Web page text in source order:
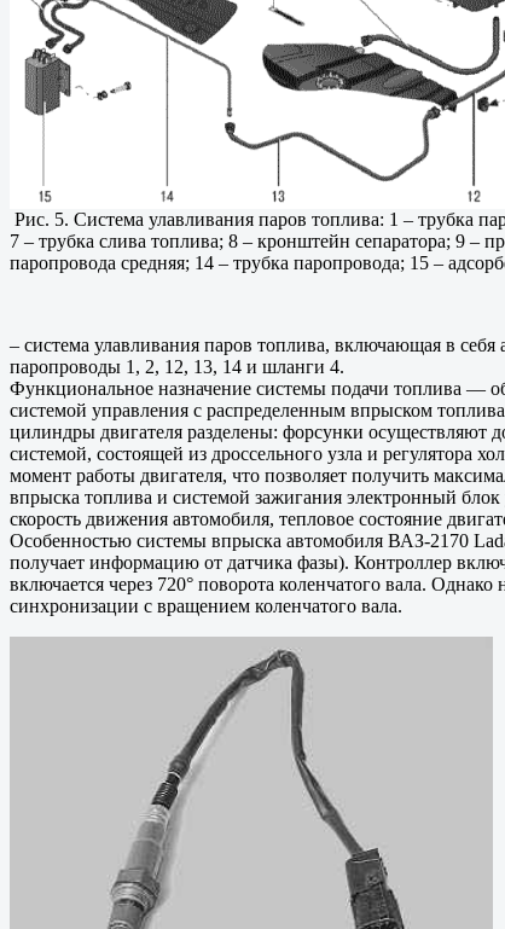
Рис. 5. Система улавливания паров топлива: 1 – трубка
7 – трубка слива топлива; 8 – кронштейн сепаратора; 9 –
паропровода средняя; 14 – трубка паропровода; 15 –
– система улавливания паров топлива, включающая в
паропроводы 1, 2, 12, 13, 14 и шланги 4.
Функциональное назначение системы подачи топлива —
системой управления с распределенным впрыском
цилиндры двигателя разделены: форсунки осуществляют
системой, состоящей из дроссельного узла и регулятора
момент работы двигателя, что позволяет получить
впрыска топлива и системой зажигания электронный
скорость движения автомобиля, тепловое состояние
Особенностью системы впрыска автомобиля ВАЗ-2170
получает информацию от датчика фазы). Контроллер
включается через 720° поворота коленчатого вала.
синхронизации с вращением коленчатого вала.